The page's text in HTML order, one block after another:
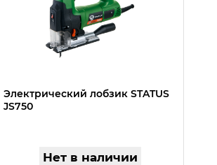
Электрический лобзик STATUS
JS750
Нет в наличии